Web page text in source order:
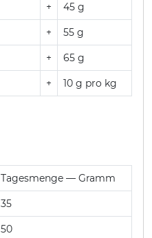
+ 45 g
+ 55 g
+ 65 g
+ 10 g pro kg
Tagesmenge — Gramm
35
50